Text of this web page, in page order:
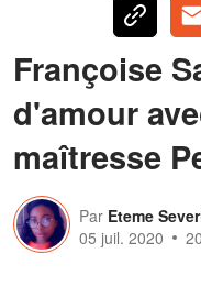
Françoise
d'amour
maîtresse
Par Eteme
05 juil. 2020